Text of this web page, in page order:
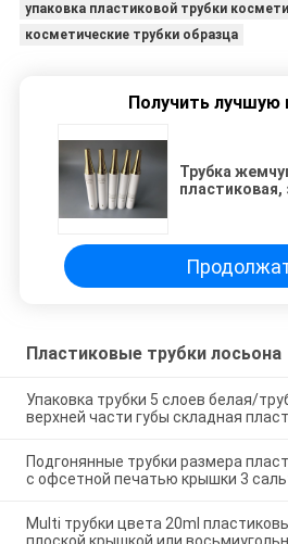
упаковка пластиковой трубки
косметические трубки образца
Получить лучшую
Трубка
пластиковая,
II лосьона
Пластиковые трубки лосьона
Упаковка трубки 5 слоев белая/
верхней части губы складная
Подгонянные трубки размера
с офсетной печатью крышки 3
Multi трубки цвета 20ml
плоской крышкой или